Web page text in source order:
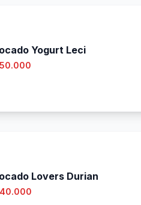
Yogurt Leci
Lovers Durian